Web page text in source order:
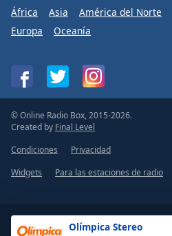
Olímpica Stereo
África Asia América del Norte
Europa
Oceanía
© Online Radio Box, 2015-2026.
Created by Final Level
Condiciones
Privacidad
Widgets
Para las estaciones de radio